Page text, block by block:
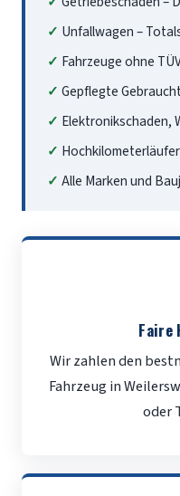
Unfallwagen –
Fahrzeuge ohne
Gepflegte
Elektronikschaden,
Hochkilometerläufer
Alle Marken und
Faire
Wir zahlen den
Fahrzeug in
oder